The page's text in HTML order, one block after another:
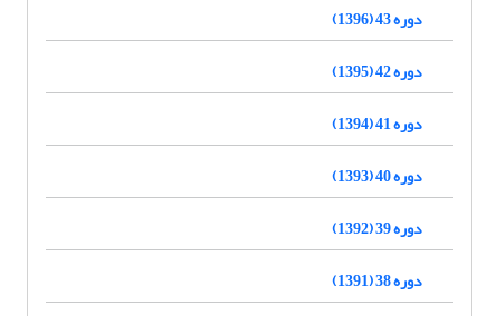
دوره 43 (1396)
دوره 42 (1395)
دوره 41 (1394)
دوره 40 (1393)
دوره 39 (1392)
دوره 38 (1391)